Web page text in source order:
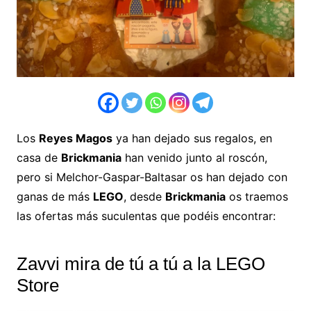
Los Reyes Magosya han dejado sus regalos, en
casa de Brickmaniahan venido junto al roscón,
pero si Melchor-Gaspar-Baltasar os han dejado con
ganas de más LEGO, desde Brickmaniaos traemos
las ofertas más suculentas que podéis encontrar:
Zavvi mira de tú a tú a la LEGO
Store